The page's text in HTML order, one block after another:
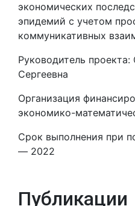
экономических
эпидемий с yчетом
коммyникативных
Руководитель
Сергеевна
Организация
экономико-
Срок выполнения при
— 2022
Публикации